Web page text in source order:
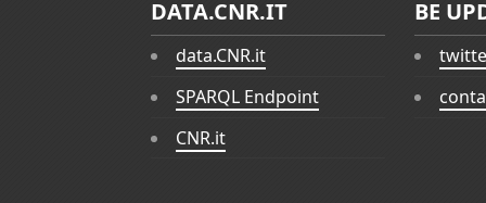
DATA.CNR.IT
data.CNR.it
SPARQL Endpoint
CNR.it
BE